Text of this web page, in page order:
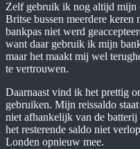
Zelf gebruik ik nog altijd mijn
Britse bussen meerdere keren
bankpas niet werd
want daar gebruik ik mijn
maar het maakt mij wel
te vertrouwen.
Daarnaast vind ik het prettig
gebruiken. Mijn reissaldo
niet afhankelijk van de
het resterende saldo niet
Londen opnieuw mee.